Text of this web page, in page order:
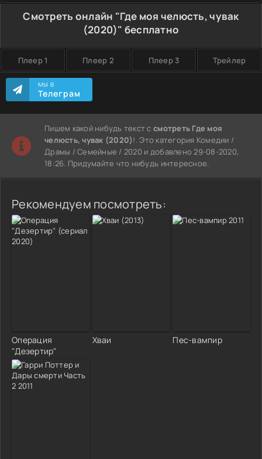
Смотреть онлайн "Где моя челюсть, чувак
(2020)" бесплатно
Плеер 1 Плеер 2 Плеер 3 Трейлер
МЫ В
Телеграм
Пишем какой нибудь текст ссмотреть Где моя
челюсть, чувак (2020)!. Это категория Комедии /
Драмы / Семейные / 2020 и добавлено 29-08-2020,
18:26. Придумайте что нибудь интересное.
Рекомендуем посмотреть:
Операция
"Дезертир"
Хваи Пес-вампир